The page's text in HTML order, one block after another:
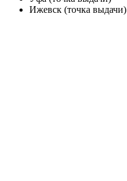
Ижевск (точка выдачи)